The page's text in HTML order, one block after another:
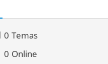
0 Temas
0 Online